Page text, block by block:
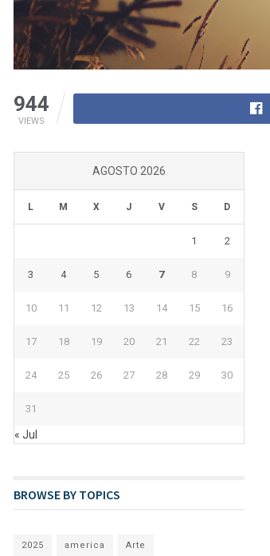
944
VIEWS
AGOSTO 2026
L M X J V S D
1 2
3 4 5 6 7 8 9
10 11 12 13 14 15 16
17 18 19 20 21 22 23
24 25 26 27 28 29 30
31
« Jul
BROWSE BY TOPICS
2025 america Arte